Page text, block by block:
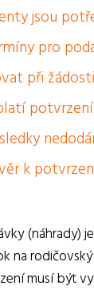
jsou
pro
při
k
(náhrady)
na
musí být